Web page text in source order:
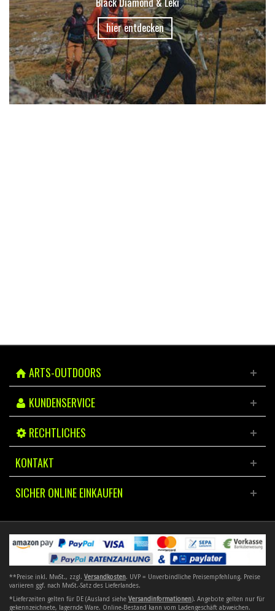
hier entdecken
ARTS-OUTDOORS
KUNDENSERVICE
RECHTLICHES
KONTAKT
SICHER ONLINE EINKAUFEN
**Preise inkl. MwSt., zzgl. Versandkosten. UVP = Unverbindliche Preisempfehlung. Preise
variieren ggf. nach MwSt.-Satz des Lieferlandes.
*Lieferzeiten gelten für DE (Ausland siehe Versandinformationen). Angebote gelten nur für
gekennzeichnete, lagernde Ware. Online-Bestand kann vom Ladengeschäft abweichen.